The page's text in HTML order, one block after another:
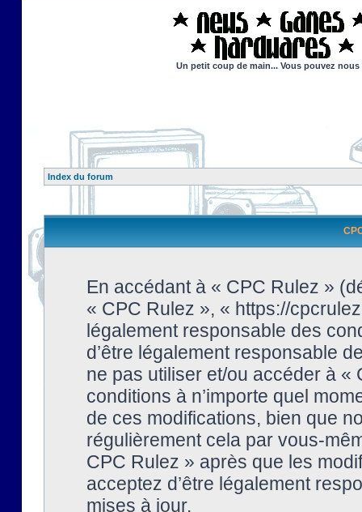
Un petit coup de main... Vous pouvez
Index du forum
En accédant à « CPC Rulez »
« CPC Rulez », « https://
légalement responsable des
d’être légalement responsable
ne pas utiliser et/ou accéder à
conditions à n’importe quel
de ces modifications, bien que
régulièrement cela par vous-
CPC Rulez » après que les
acceptez d’être légalement
mises à jour.